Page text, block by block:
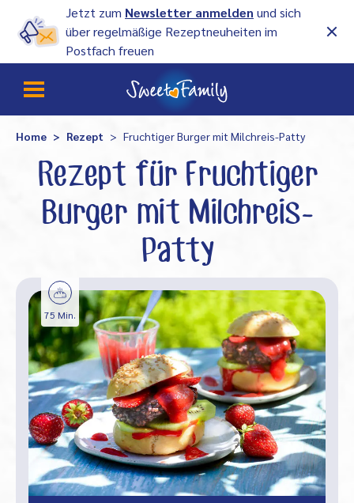
Jetzt zum Newsletter anmelden und sich
über regelmäßige Rezeptneuheiten im
Postfach freuen
Home Rezept Fruchtiger Burger mit Milchreis-Patty
Rezept für Fruchtiger
Burger mit Milchreis-
Patty
75 Min.